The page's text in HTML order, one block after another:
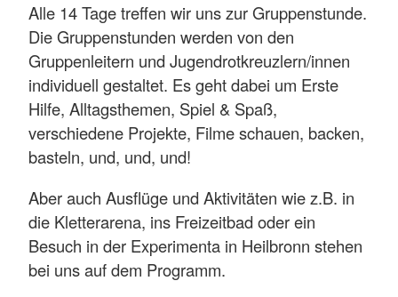
Alle 14 Tage treffen wir uns zur Gruppenstunde.
Die Gruppenstunden werden von den
Gruppenleitern und Jugendrotkreuzlern/innen
individuell gestaltet. Es geht dabei um Erste
Hilfe, Alltagsthemen, Spiel & Spaß,
verschiedene Projekte, Filme schauen, backen,
basteln, und, und, und!
Aber auch Ausflüge und Aktivitäten wie z.B. in
die Kletterarena, ins Freizeitbad oder ein
Besuch in der Experimenta in Heilbronn stehen
bei uns auf dem Programm.